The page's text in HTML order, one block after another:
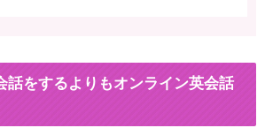
話をするよりもオンライン英会話